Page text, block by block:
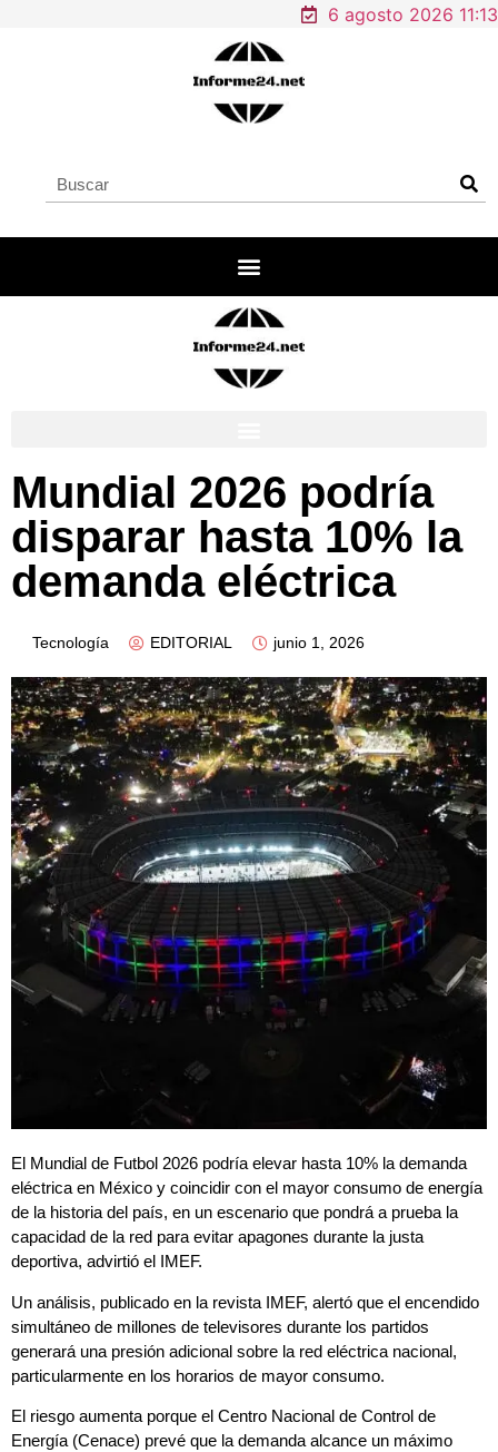
6 agosto 2026 11:13
Mundial 2026 podría
disparar hasta 10% la
demanda eléctrica
Tecnología EDITORIAL junio 1, 2026
El Mundial de Futbol 2026 podría elevar hasta 10% la demanda
eléctrica en México y coincidir con el mayor consumo de energía
de la historia del país, en un escenario que pondrá a prueba la
capacidad de la red para evitar apagones durante la justa
deportiva, advirtió el IMEF.
Un análisis, publicado en la revista IMEF, alertó que el encendido
simultáneo de millones de televisores durante los partidos
generará una presión adicional sobre la red eléctrica nacional,
particularmente en los horarios de mayor consumo.
El riesgo aumenta porque el Centro Nacional de Control de
Energía (Cenace) prevé que la demanda alcance un máximo